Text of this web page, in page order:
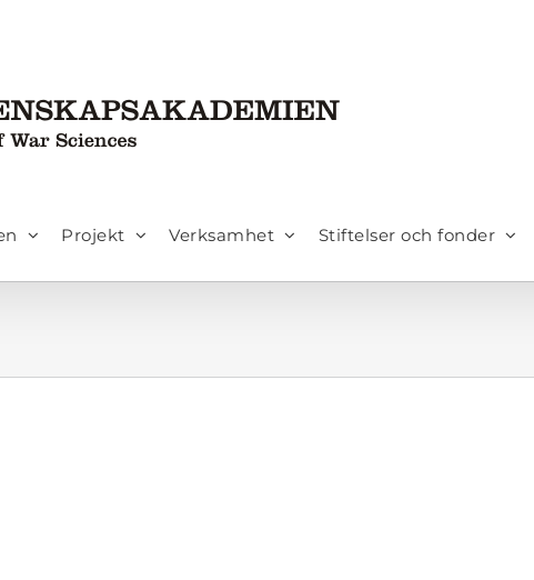
Projekt Verksamhet Stiftelser och fonder